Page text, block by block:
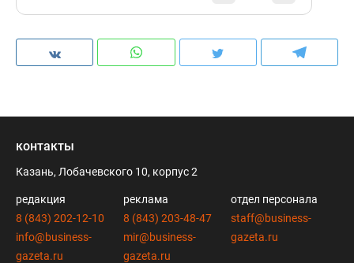
контакты
Казань, Лобачевского 10, корпус 2
редакция
8 (843) 202-12-10
info@business-
gazeta.ru
реклама
8 (843) 203-48-47
mir@business-
gazeta.ru
отдел персонала
staff@business-
gazeta.ru